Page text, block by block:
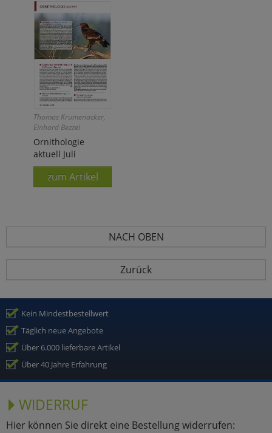
Thomas Krumenacker,
Einhard Bezzel
Ornithologie
aktuell Juli
zum Artikel
NACH OBEN
Zurück
Kein Mindestbestellwert
Täglich neue Angebote
Über 6.000 lieferbare Artikel
Über 40 Jahre Erfahrung
WIDERRUF
Hier können Sie direkt eine Bestellung widerrufen: